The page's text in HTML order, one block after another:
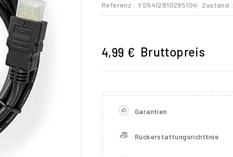
Referenz : YS5412810295104 Zustand :
4,99 € Bruttopreis
Garantien
Rückerstattungsrichtlinie